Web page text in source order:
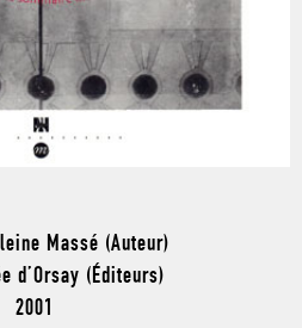
Massé (Auteur)
d’Orsay (Éditeurs)
2001